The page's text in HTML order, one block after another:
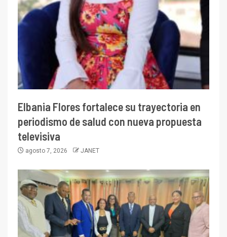
Elbania Flores fortalece su trayectoria en
periodismo de salud con nueva propuesta
televisiva
agosto 7, 2026 JANET